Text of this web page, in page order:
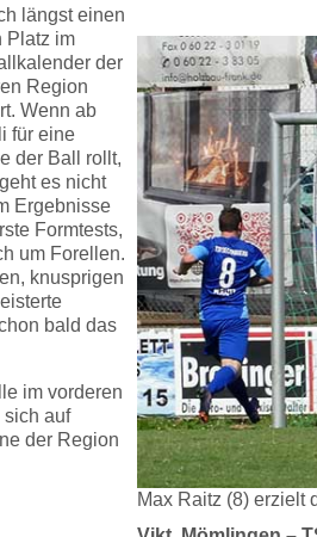
längst einen
Platz im
der
Region
Wenn ab
für eine
der Ball rollt,
es nicht
Ergebnisse
Formtests,
um Forellen.
knusprigen
bald das
im vorderen
sich auf
der Region
Max Raitz (8) erzielt